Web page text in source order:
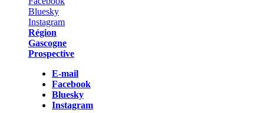
Région
Gascogne
Prospective
E-mail
Facebook
Bluesky
Instagram